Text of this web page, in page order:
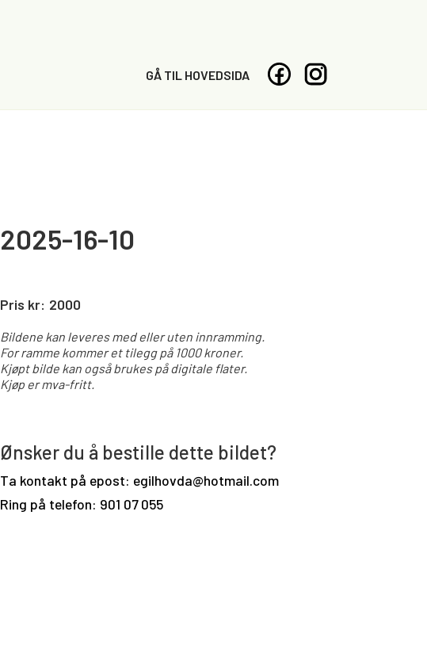
GÅ TIL HOVEDSIDA
2025-16-10
Pris kr: 2000
Bildene kan leveres med eller uten innramming.
For ramme kommer et tilegg på 1000 kroner.
Kjøpt bilde kan også brukes på digitale flater.
Kjøp er mva-fritt.
Ønsker du å bestille dette bildet?
Ta kontakt på epost: egilhovda@hotmail.com
Ring på telefon: 901 07 055